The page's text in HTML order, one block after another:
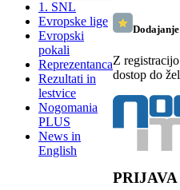
1. SNL
Evropske lige
Evropski
pokali
Reprezentanca
Rezultati in
lestvice
Nogomania
PLUS
News in
English
Z
dostop do
PRIJAVA